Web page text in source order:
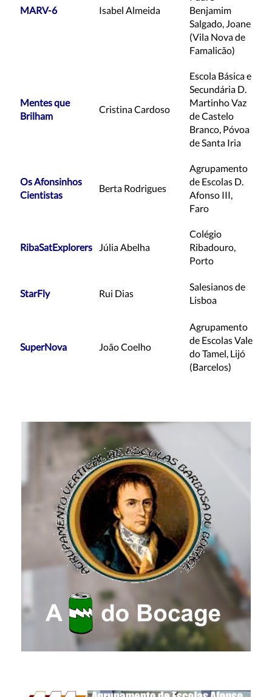
MARV-6 Isabel Almeida
Benjamim
Salgado, Joane
(Vila Nova de
Famalicão)
Mentes que
Brilham
Cristina Cardoso
Escola Básica e
Secundária D.
Martinho Vaz
de Castelo
Branco, Póvoa
de Santa Iria
Os Afonsinhos
Cientistas
Berta Rodrigues
Agrupamento
de Escolas D.
Afonso III,
Faro
RibaSatExplorers Júlia Abelha
Colégio
Ribadouro,
Porto
StarFly Rui Dias
Salesianos de
Lisboa
SuperNova João Coelho
Agrupamento
de Escolas Vale
do Tamel, Lijó
(Barcelos)